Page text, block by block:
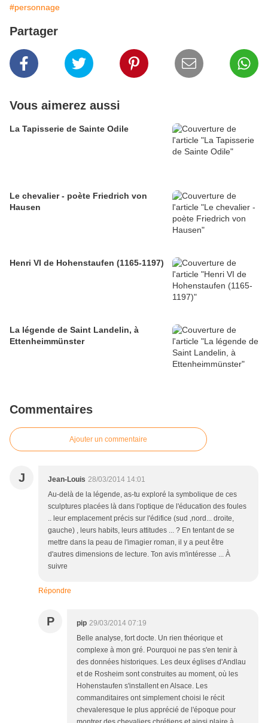
#personnage
Partager
Vous aimerez aussi
La Tapisserie de Sainte Odile
Le chevalier - poète Friedrich von
Hausen
Henri VI de Hohenstaufen (1165-1197)
La légende de Saint Landelin, à
Ettenheimmünster
Commentaires
Ajouter un commentaire
J Jean-Louis 28/03/2014 14:01
Au-delà de la légende, as-tu exploré la symbolique de ces
sculptures placées là dans l'optique de l'éducation des foules
.. leur emplacement précis sur l'édifice (sud ,nord... droite,
gauche) , leurs habits, leurs attitudes ... ? En tentant de se
mettre dans la peau de l'imagier roman, il y a peut être
d'autres dimensions de lecture. Ton avis m'intéresse ... À
suivre
Répondre
P pip 29/03/2014 07:19
Belle analyse, fort docte. Un rien théorique et
complexe à mon gré. Pourquoi ne pas s'en tenir à
des données historiques. Les deux églises d'Andlau
et de Rosheim sont construites au moment, où les
Hohenstaufen s'installent en Alsace. Les
commanditaires ont simplement choisi le récit
chevaleresque le plus apprécié de l'époque pour